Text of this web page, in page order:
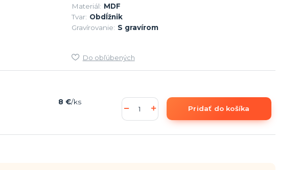
Materiál: MDF
Tvar: Obdĺžnik
Gravírovanie: S gravírom
Do obľúbených
8 €/ks
Pridať do košíka